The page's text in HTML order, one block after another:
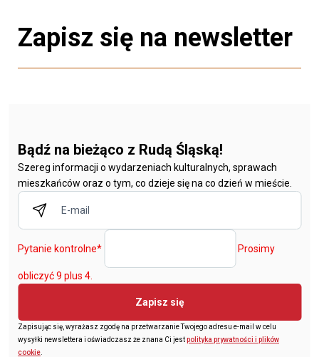
Zapisz się na newsletter
Bądź na bieżąco z Rudą Śląską!
Szereg informacji o wydarzeniach kulturalnych, sprawach
mieszkańców oraz o tym, co dzieje się na co dzień w mieście.
Pytanie kontrolne* Prosimy
obliczyć 9 plus 4.
Zapisz się
Zapisując się, wyrażasz zgodę na przetwarzanie Twojego adresu e-mail w celu
wysyłki newslettera i oświadczasz że znana Ci jestpolityka prywatności i plików
cookie